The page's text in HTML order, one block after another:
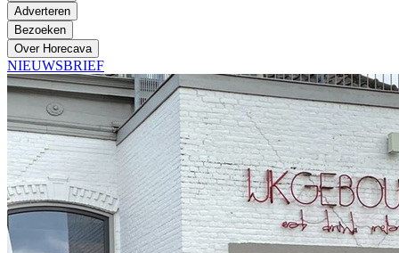
Adverteren
Bezoeken
Over Horecava
NIEUWSBRIEF